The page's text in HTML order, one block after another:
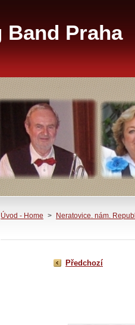
Band Praha
Úvod - Home > Neratovice. nám.
Předchozí